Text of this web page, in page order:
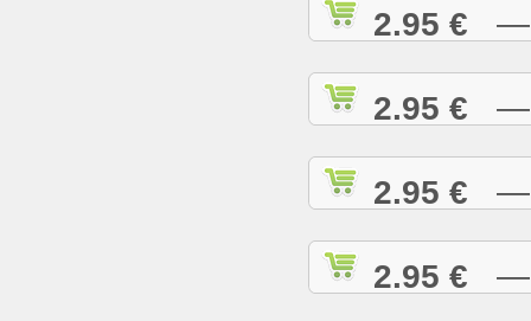
2.95 € —
2.95 € —
2.95 € —
2.95 € —